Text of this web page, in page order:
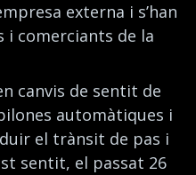
externa i s’han
i comerciants de la
canvis de sentit de
automàtiques i
el trànsit de pas i
sentit, el passat 26